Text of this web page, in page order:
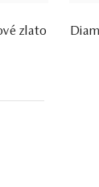
zlato